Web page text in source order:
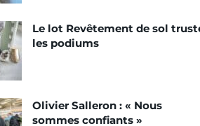
Le lot Revêtement de sol
les podiums
Olivier Salleron : « Nous
sommes confiants »